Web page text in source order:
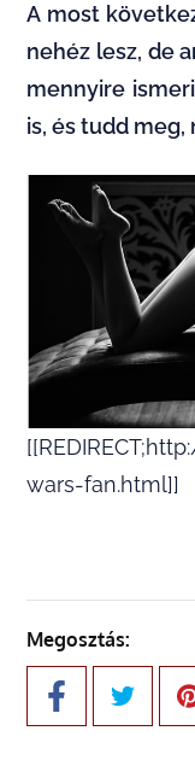
A most
nehéz lesz, de
mennyire
is, és tudd meg,
wars-fan.html]]
Megosztás: